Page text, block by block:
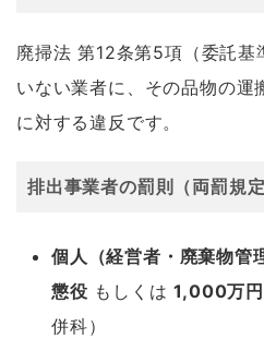
廃掃法 第12条第5項（委託基
いない業者に、その品物の運
に対する違反です。
排出事業者の罰則（両罰規定
個人（経営者・廃棄物管
懲役 もしくは1,000万
併科）